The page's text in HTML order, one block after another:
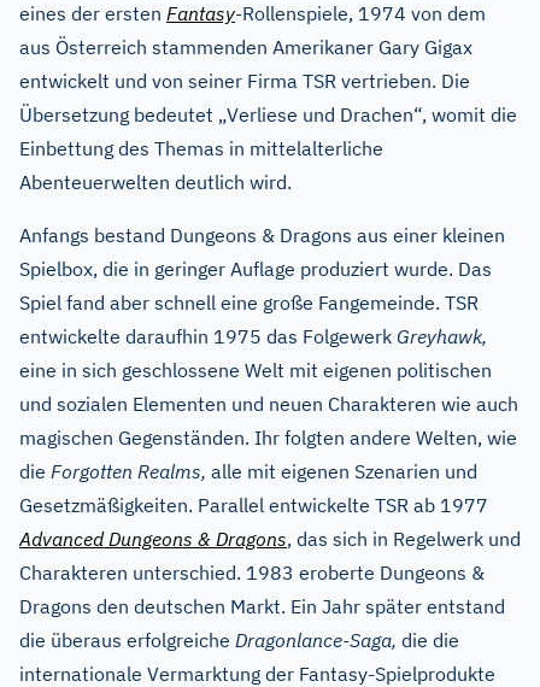
eines der ersten Fantasy-Rollenspiele, 1974 von dem
aus Österreich stammenden Amerikaner Gary Gigax
entwickelt und von seiner Firma TSR vertrieben. Die
Übersetzung bedeutet „Verliese und Drachen“, womit die
Einbettung des Themas in mittelalterliche
Abenteuerwelten deutlich wird.
Anfangs bestand Dungeons & Dragons aus einer kleinen
Spielbox, die in geringer Auflage produziert wurde. Das
Spiel fand aber schnell eine große Fangemeinde. TSR
entwickelte daraufhin 1975 das Folgewerk Greyhawk,
eine in sich geschlossene Welt mit eigenen politischen
und sozialen Elementen und neuen Charakteren wie auch
magischen Gegenständen. Ihr folgten andere Welten, wie
die Forgotten Realms, alle mit eigenen Szenarien und
Gesetzmäßigkeiten. Parallel entwickelte TSR ab 1977
Advanced Dungeons & Dragons, das sich in Regelwerk und
Charakteren unterschied. 1983 eroberte Dungeons &
Dragons den deutschen Markt. Ein Jahr später entstand
die überaus erfolgreiche Dragonlance-Saga, die die
internationale Vermarktung der Fantasy-Spielprodukte